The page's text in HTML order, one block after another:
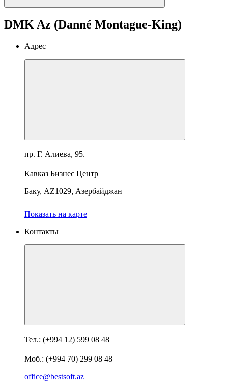
DMK Az (Danné Montague-King)
Адрес
пр. Г. Алиева, 95.
Кавказ Бизнес Центр
Баку, AZ1029, Азербайджан
Показать на карте
Контакты
Тел.: (+994 12) 599 08 48
Моб.: (+994 70) 299 08 48
office@bestsoft.az